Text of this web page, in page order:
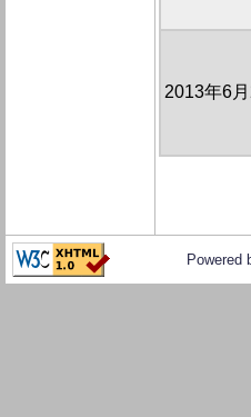
2013年6
Powered